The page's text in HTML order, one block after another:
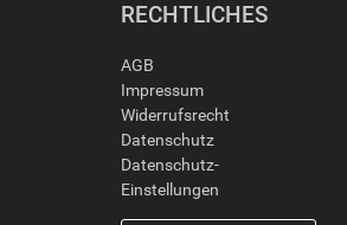
RECHTLICHES
AGB
Impressum
Widerrufsrecht
Datenschutz
Datenschutz-
Einstellungen